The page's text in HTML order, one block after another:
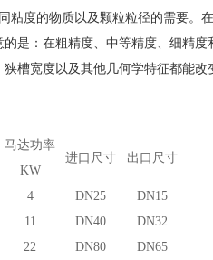
度的物质以及颗粒粒径的需要。
是：在粗精度、中等精度、细精
槽宽度以及其他几何学特征都能改
马达功率
KW
进口尺寸 出口尺寸
4 DN25
DN15
11 DN40
DN32
22 DN80 DN65